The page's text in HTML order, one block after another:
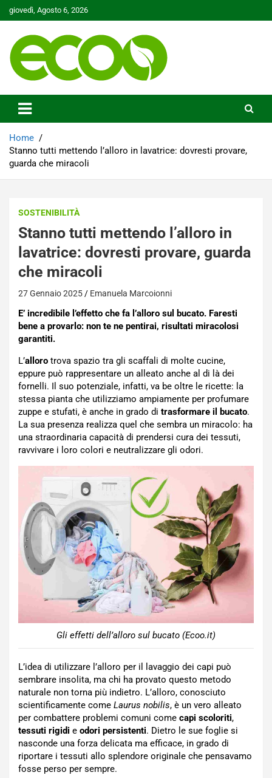
Skip
to
giovedì, Agosto 6, 2026
Ecoo.it
Home
Stanno tutti mettendo l’alloro in lavatrice: dovresti provare,
guarda che miracoli
SOSTENIBILITÀ
Stanno tutti mettendo l’alloro in
lavatrice: dovresti provare, guarda
che miracoli
27 Gennaio 2025 Emanuela Marcoionni
E’ incredibile l’effetto che fa l’alloro sul bucato. Faresti
bene a provarlo: non te ne pentirai, risultati miracolosi
garantiti.
L’alloro trova spazio tra gli scaffali di molte cucine,
eppure può rappresentare un alleato anche al di là dei
fornelli. Il suo potenziale, infatti, va be oltre le ricette: la
stessa pianta che utilizziamo ampiamente per profumare
zuppe e stufati, è anche in grado di trasformare il bucato.
La sua presenza realizza quel che sembra un miracolo: ha
una straordinaria capacità di prendersi cura dei tessuti,
ravvivare i loro colori e neutralizzare gli odori.
Gli effetti dell’alloro sul bucato (Ecoo.it)
L’idea di utilizzare l’alloro per il lavaggio dei capi può
sembrare insolita, ma chi ha provato questo metodo
naturale non torna più indietro. L’alloro, conosciuto
scientificamente come Laurus nobilis, è un vero alleato
per combattere problemi comuni come capi scoloriti,
tessuti rigidi e odori persistenti. Dietro le sue foglie si
nasconde una forza delicata ma efficace, in grado di
riportare i tessuti allo splendore originale che pensavamo
fosse perso per sempre.